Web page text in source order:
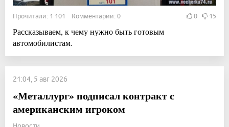
Прочитали: 1 101 Комментарии: 0 0 15
Рассказываем, к чему нужно быть готовым
автомобилистам.
21:04, 5 авг 2026
«Металлург» подписал контракт с
американским игроком